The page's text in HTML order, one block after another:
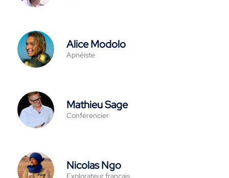
Alice Modolo
Apnéiste
Mathieu Sage
Conférencier
Nicolas Ngo
Explorateur français